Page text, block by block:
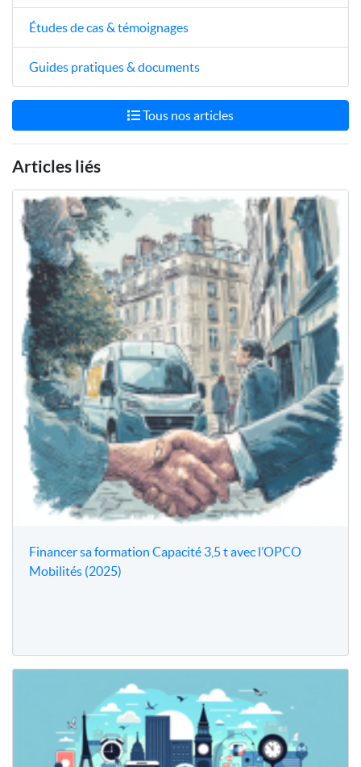
Études de cas & témoignages
Guides pratiques & documents
Tous nos articles
Articles liés
Financer sa formation Capacité 3,5 t avec l’OPCO
Mobilités (2025)